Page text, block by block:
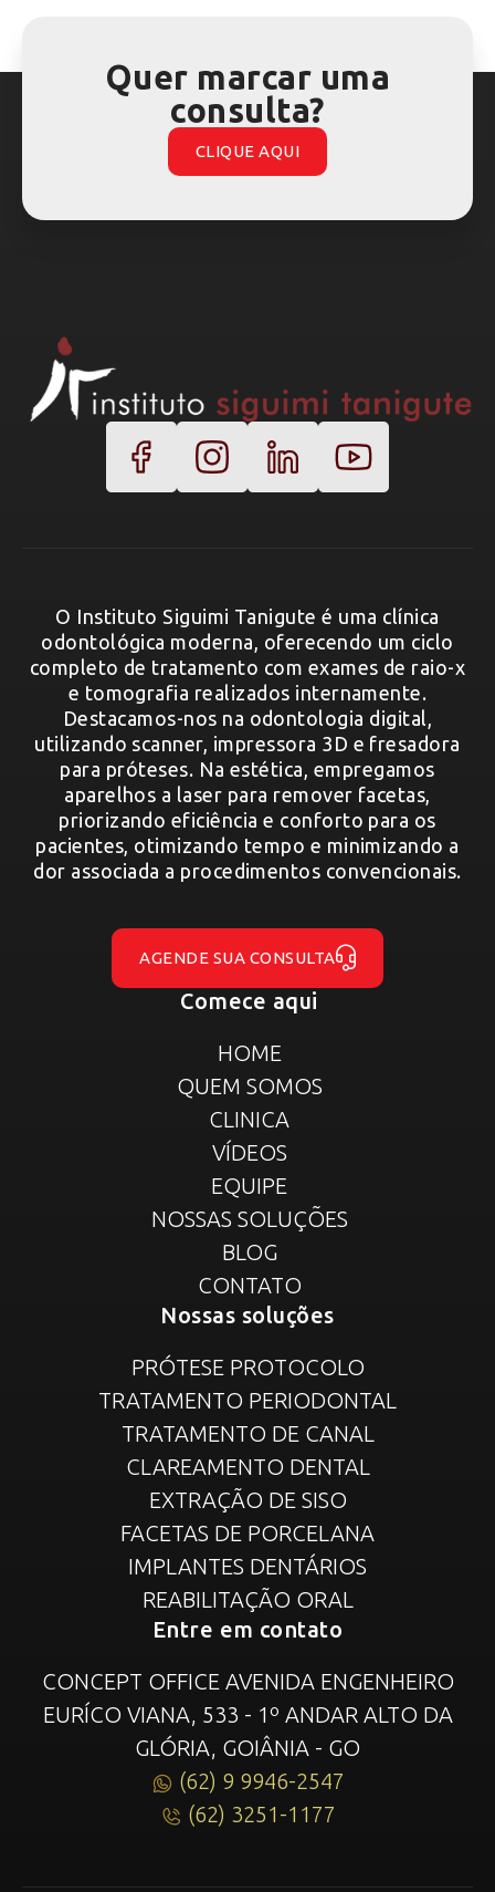
Quer marcar uma
consulta?
CLIQUE AQUI
O Instituto Siguimi Tanigute é uma clínica
odontológica moderna, oferecendo um ciclo
completo de tratamento com exames de raio-x
e tomografia realizados internamente.
Destacamos-nos na odontologia digital,
utilizando scanner, impressora 3D e fresadora
para próteses. Na estética, empregamos
aparelhos a laser para remover facetas,
priorizando eficiência e conforto para os
pacientes, otimizando tempo e minimizando a
dor associada a procedimentos convencionais.
AGENDE SUA CONSULTA
Comece aqui
HOME
QUEM SOMOS
CLINICA
VÍDEOS
EQUIPE
NOSSAS SOLUÇÕES
BLOG
CONTATO
Nossas soluções
PRÓTESE PROTOCOLO
TRATAMENTO PERIODONTAL
TRATAMENTO DE CANAL
CLAREAMENTO DENTAL
EXTRAÇÃO DE SISO
FACETAS DE PORCELANA
IMPLANTES DENTÁRIOS
REABILITAÇÃO ORAL
Entre em contato
CONCEPT OFFICE AVENIDA ENGENHEIRO
EURÍCO VIANA, 533 - 1º ANDAR ALTO DA
GLÓRIA, GOIÂNIA - GO
(62) 9 9946-2547
(62) 3251-1177